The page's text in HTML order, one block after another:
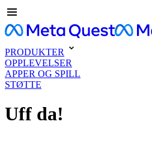
PRODUKTER
OPPLEVELSER
APPER OG SPILL
STØTTE
Uff da!